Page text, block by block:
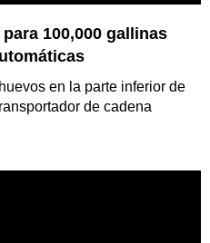
100,000 gallinas
en la parte inferior de
de cadena